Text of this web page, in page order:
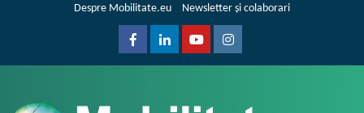
Despre Mobilitate.eu Newsletter și colaborari
FacebookLinkedinYoutubeInstagram